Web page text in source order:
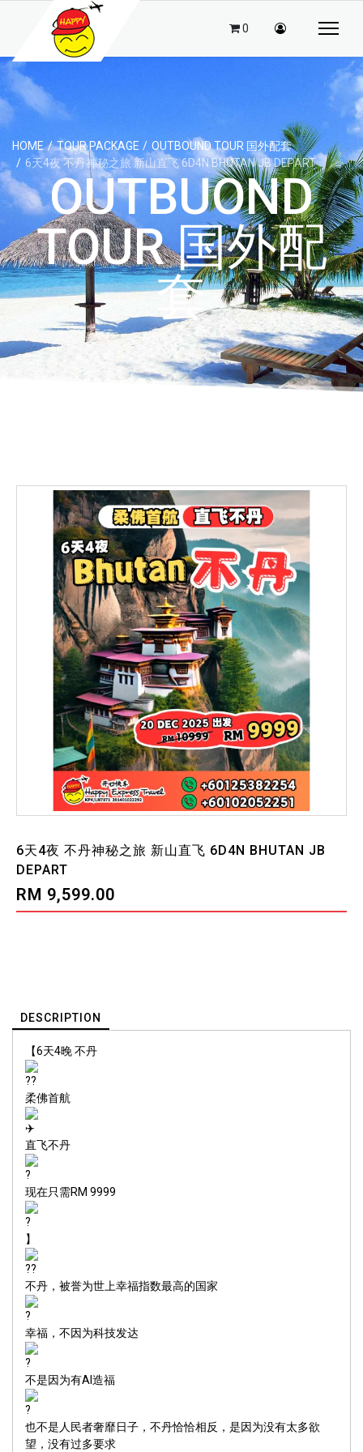
0
HOME TOUR PACKAGE
OUTBOUND TOUR 国外配套
6天4夜 不丹神秘之旅 新山直飞 6D4N BHUTAN JB DEPART
OUTBUOND
TOUR 国外配
套
6天4夜 不丹神秘之旅 新山直飞 6D4N BHUTAN JB
DEPART
RM 9,599.00
DESCRIPTION
【6天4晚 不丹
柔佛首航
直飞不丹
现在只需RM 9999
】
不丹，被誉为世上幸福指数最高的国家
幸福，不因为科技发达
不是因为有AI造福
也不是人民者奢靡日子，不丹恰恰相反，是因为没有太多欲
望，没有过多要求